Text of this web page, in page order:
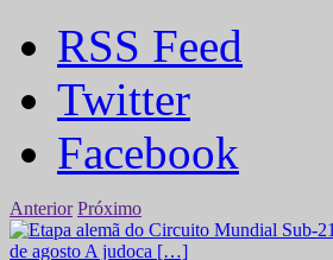
RSS Feed
Twitter
Facebook
Anterior Próximo